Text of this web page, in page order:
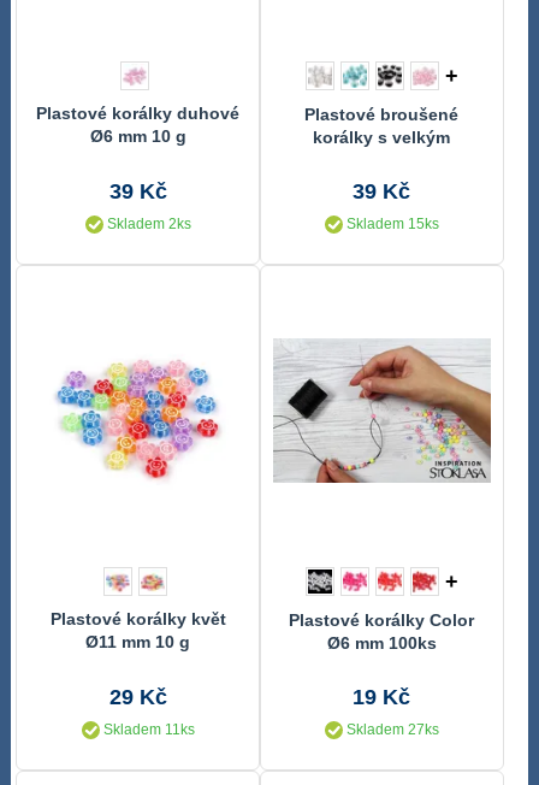
Plastové korálky duhové
Ø6 mm 10 g
39 Kč
Skladem 2ks
+
Plastové broušené
korálky s velkým
14,5x9 mm 5 kusů
39 Kč
Skladem 15ks
Plastové korálky květ
Ø11 mm 10 g
29 Kč
Skladem 11ks
+
Plastové korálky Color
Ø6 mm 100ks
19 Kč
Skladem 27ks